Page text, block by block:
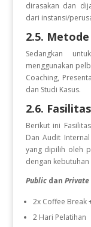
dirasakan dan
dari instansi/
2.5.
Sedangkan
menggunakan
Coaching,
dan Studi Kasus.
2.6.
Berikut ini
Dan Audit
yang dipilih oleh
dengan
Publicdan Private
2x Coffee Break
2 Hari Pelatihan